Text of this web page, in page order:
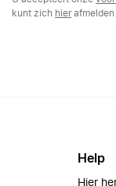
kunt zich hierafmelden
Help
Hier